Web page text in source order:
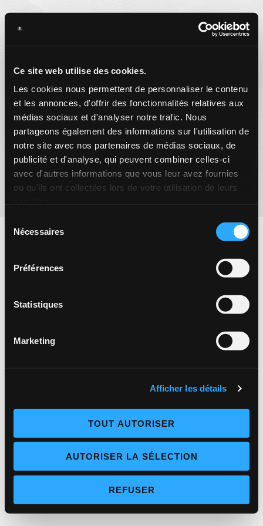
Ce site web utilise des cookies.
Les cookies nous permettent de personnaliser le contenu
et les annonces, d'offrir des fonctionnalités relatives aux
médias sociaux et d'analyser notre trafic. Nous
partageons également des informations sur l'utilisation de
notre site avec nos partenaires de médias sociaux, de
publicité et d'analyse, qui peuvent combiner celles-ci
avec d'autres informations que vous leur avez fournies
ou qu'ils ont collectées lors de votre utilisation de leurs
Nécessaires
Préférences
Statistiques
Marketing
Afficher les détails
TOUT AUTORISER
AUTORISER LA SÉLECTION
REFUSER
Membre de :